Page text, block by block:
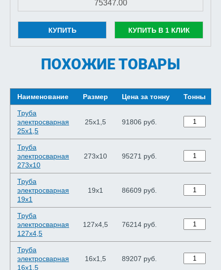
КУПИТЬ КУПИТЬ В 1 КЛИК
ПОХОЖИЕ ТОВАРЫ
Наименование Размер Цена за тонну Тонны
Труба
электросварная
25х1,5
25х1,5 91806 руб.
Труба
электросварная
273х10
273х10 95271 руб.
Труба
электросварная
19х1
19х1 86609 руб.
Труба
электросварная
127х4,5
127х4,5 76214 руб.
Труба
электросварная
16х1,5
16х1,5 89207 руб.